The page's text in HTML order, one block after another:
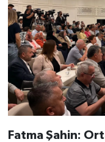
Fatma Şahin: